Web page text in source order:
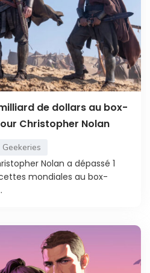
de dollars au box-
Christopher Nolan
Geekeries
Nolan a dépassé 1
mondiales au box-